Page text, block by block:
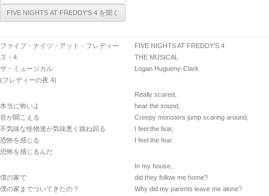
ファイブ・ナイツ・アット・フレディー
ズ・4
ザ・ミュージカル
(フレディーの夜 4)
本当に怖いよ
音が聞こえる
不気味な怪物達が気味悪く跳ね回る
恐怖を感じる
恐怖を感じるんだ
僕の家で
僕の家までついてきたの？
FIVE NIGHTS AT FREDDY’S 4
THE MUSICAL
Logan Hugueny-Clark
Really scared,
hear the sound,
Creepy monsters jump scaring around,
I feel the fear,
I feel the fear.
In my house,
did they follow me home?
Why did my parents leave me alone?